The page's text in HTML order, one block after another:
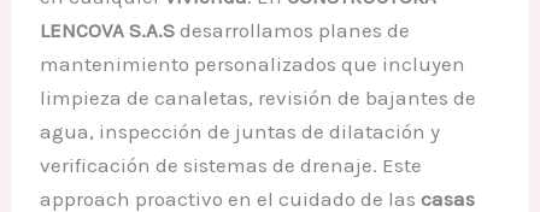
LENCOVA S.A.S desarrollamos planes de
mantenimiento personalizados que incluyen
limpieza de canaletas, revisión de bajantes de
agua, inspección de juntas de dilatación y
verificación de sistemas de drenaje. Este
approach proactivo en el cuidado de lascasas